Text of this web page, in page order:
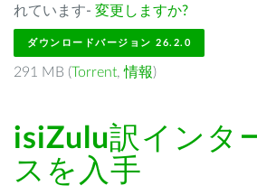
れています- 変更しますか?
ダウンロードバージョン 26.2.0
291 MB (Torrent,情報)
isiZulu訳インタ
スを入手